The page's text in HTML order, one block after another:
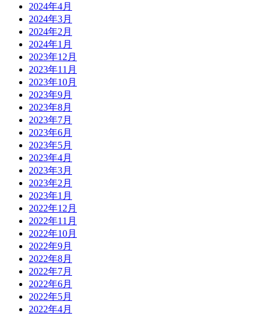
2024年4月
2024年3月
2024年2月
2024年1月
2023年12月
2023年11月
2023年10月
2023年9月
2023年8月
2023年7月
2023年6月
2023年5月
2023年4月
2023年3月
2023年2月
2023年1月
2022年12月
2022年11月
2022年10月
2022年9月
2022年8月
2022年7月
2022年6月
2022年5月
2022年4月